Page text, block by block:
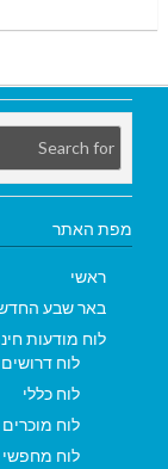
מפת האתר
ראשי
באר שבע
לוח מודעות
לוח דרושים
לוח כללי
לוח מוכרים
לוח מחפשי